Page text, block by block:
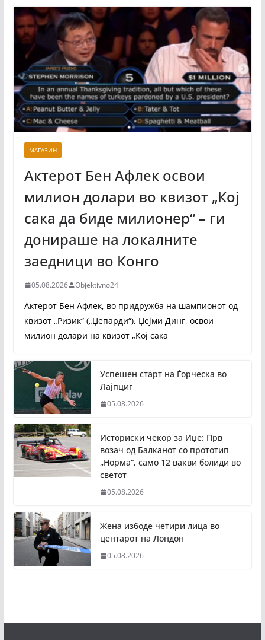
МАГАЗИН
Актерот Бен Афлек освои
милион долари во квизот „Кој
сака да биде милионер“ – ги
донираше на локалните
заедници во Конго
05.08.2026 Objektivno24
Актерот Бен Афлек, во придружба на шампионот од
квизот „Ризик“ („Џепарди“), Џејми Динг, освои
милион долари на квизот „Кој сака
Успешен старт на Ѓорческа во
Лајпциг
05.08.2026
Историски чекор за Иџе: Прв
возач од Балканот со прототип
„Норма“, само 12 вакви болиди во
светот
05.08.2026
Жена избоде четири лица во
центарот на Лондон
05.08.2026